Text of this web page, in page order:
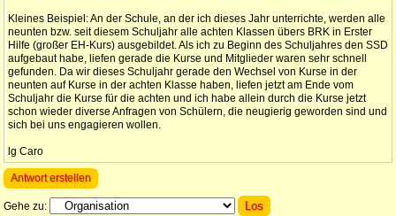
Kleines Beispiel: An der Schule, an der ich dieses Jahr unterrichte, werden alle
neunten bzw. seit diesem Schuljahr alle achten Klassen übers BRK in Erster
Hilfe (großer EH-Kurs) ausgebildet. Als ich zu Beginn des Schuljahres den SSD
aufgebaut habe, liefen gerade die Kurse und Mitglieder waren sehr schnell
gefunden. Da wir dieses Schuljahr gerade den Wechsel von Kurse in der
neunten auf Kurse in der achten Klasse haben, liefen jetzt am Ende vom
Schuljahr die Kurse für die achten und ich habe allein durch die Kurse jetzt
schon wieder diverse Anfragen von Schülern, die neugierig geworden sind und
sich bei uns engagieren wollen.
lg Caro
Antwort erstellen
Gehe zu: